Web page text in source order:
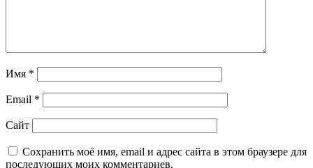
Имя *
Email *
Сайт
Сохранить моё имя, email и адрес сайта в этом браузере для
последующих моих комментариев.